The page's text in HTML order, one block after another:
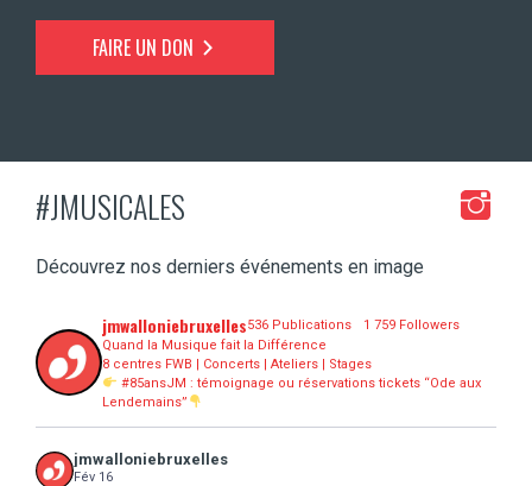
FAIRE UN DON
#JMUSICALES
Découvrez nos derniers événements en image
jmwalloniebruxelles536 Publications
1 759 Followers
Quand la Musique fait la Différence
8 centres FWB | Concerts | Ateliers | Stages
#85ansJM : témoignage ou réservations tickets “Ode aux
Lendemains”
jmwalloniebruxelles
Fév 16